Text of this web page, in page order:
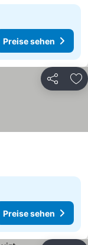
Preise sehen
Teilen
Preise sehen